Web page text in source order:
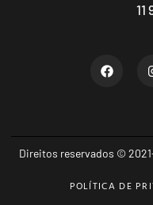
11
Direitos reservados ©
POLÍTICA DE